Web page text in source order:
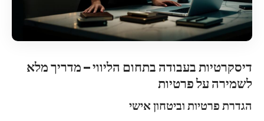
דיסקרטיות בעבודה בתחום הליווי – מדריך מלא
לשמירה על פרטיות
הגדרת פרטיות וביטחון אישי